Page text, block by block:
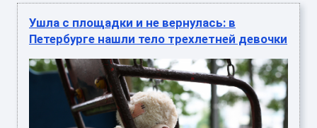
Ушла с площадки и не вернулась: в
Петербурге нашли тело трехлетней девочки